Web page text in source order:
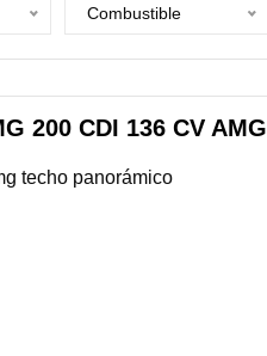
Combustible
200 CDI 136 CV AMG
techo panorámico